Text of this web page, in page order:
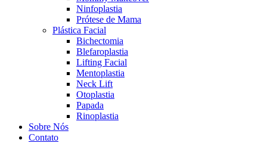
Ninfoplastia
Prótese de Mama
Plástica Facial
Bichectomia
Blefaroplastia
Lifting Facial
Mentoplastia
Neck Lift
Otoplastia
Papada
Rinoplastia
Sobre Nós
Contato